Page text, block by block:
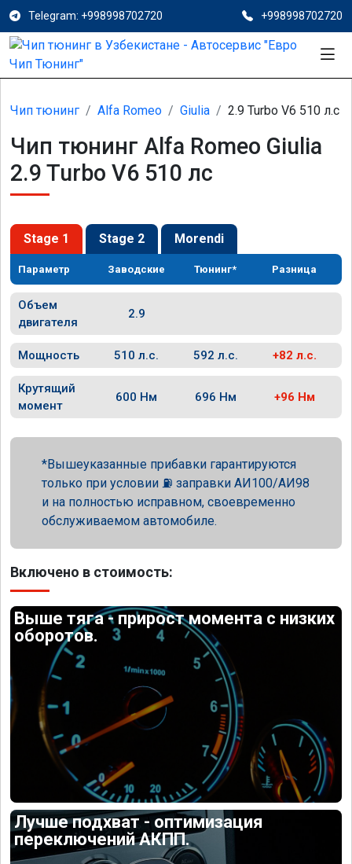
Telegram: +998998702720 +998998702720
Чип тюнинг Alfa Romeo Giulia 2.9 Turbo V6 510 л.с
Чип тюнинг Alfa Romeo Giulia
2.9 Turbo V6 510 лс
Stage 1 Stage 2 Morendi
Параметр Заводские Тюнинг* Разница
Объем
двигателя
2.9
Мощность 510 л.с. 592 л.с. +82 л.с.
Крутящий
момент
600 Нм 696 Нм +96 Нм
Вышеуказанные прибавки гарантируются
только при условии ⛽ заправки АИ100/АИ98
и на полностью исправном, своевременно
обслуживаемом автомобиле.
Включено в стоимость:
Выше тяга - прирост момента с низких
оборотов.
Лучше подхват - оптимизация
переключений АКПП.